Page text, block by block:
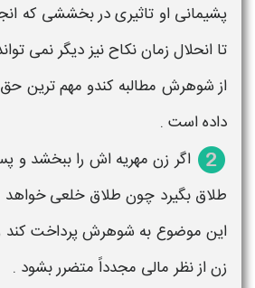
پشیمانی او تاثیری دربخششی که
تا انحلال زمان نکاح نیز دیگر نمی
از شوهرش مطالبه کندو مهم ترین
داده است .
اگر زن مهریه اش را ببخشد و
طلاق بگیرد چون طلاق خلعی خواهد
این موضوع به شوهرش پرداخت
زن از نظر مالی مجدداً متضرر بشود .